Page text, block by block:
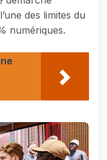
des limites du
numériques.